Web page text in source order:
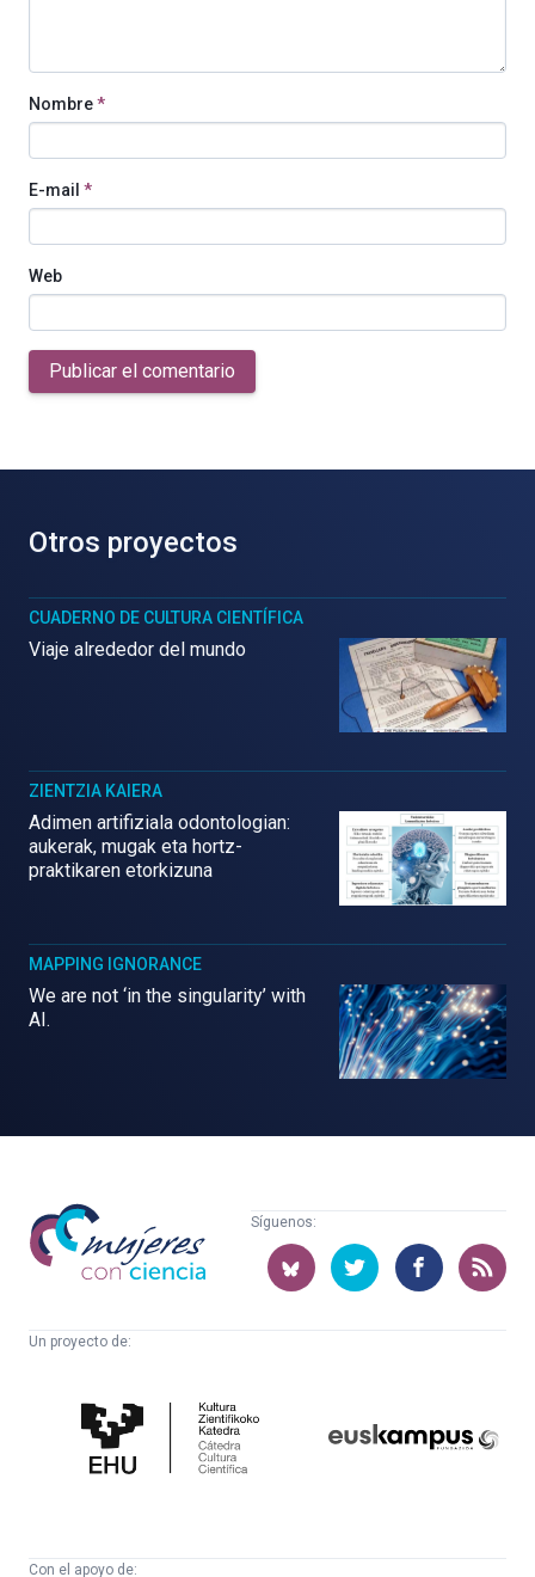
Nombre*
E-mail *
Web
Publicar el comentario
Otros proyectos
CUADERNO DE CULTURA CIENTÍFICA
Viaje alrededor del mundo
ZIENTZIA KAIERA
Adimen artifiziala odontologian:
aukerak, mugak eta hortz-
praktikaren etorkizuna
MAPPING IGNORANCE
We are not ‘in the singularity’ with
AI.
Mujeres
con
ciencia
Síguenos:
Un proyecto de:
Cultura
Científica
Con el apoyo de: